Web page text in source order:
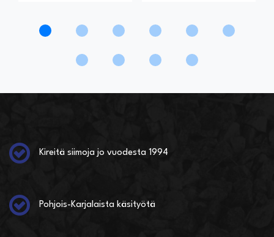
Kireitä siimoja jo vuodesta 1994
Pohjois-Karjalaista käsityötä